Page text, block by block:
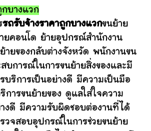
กบางแวก
รถรับจ้างราคาถูกบางแวกขนย้าย
ยคอนโด ย้ายอุปกรณ์สำนักงาน
ยของกลับต่างจังหวัด พนักงานขน
บการณ์ในการขนย้ายสิ่งของและมี
บริการเป็นอย่างดี มีความเป็นมือ
การขนย้ายของ ดูแลใส่ใจความ
งดี มีความรับผิดชอบต่องานที่ได้
จสอบอุปกรณ์ในการช่วยขนย้าย